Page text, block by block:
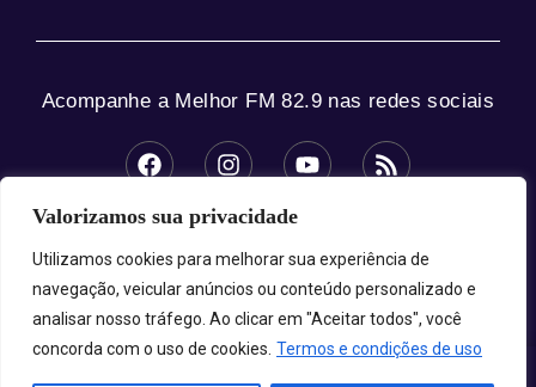
Valorizamos sua privacidade
Utilizamos cookies para melhorar sua experiência de
navegação, veicular anúncios ou conteúdo personalizado e
analisar nosso tráfego. Ao clicar em "Aceitar todos", você
concorda com o uso de cookies. Termos e condições de uso
Acompanhe a Melhor FM 82.9 nas redes sociais
© 2025 Melhor FM 82.9 – Todos os direitos
reservados.